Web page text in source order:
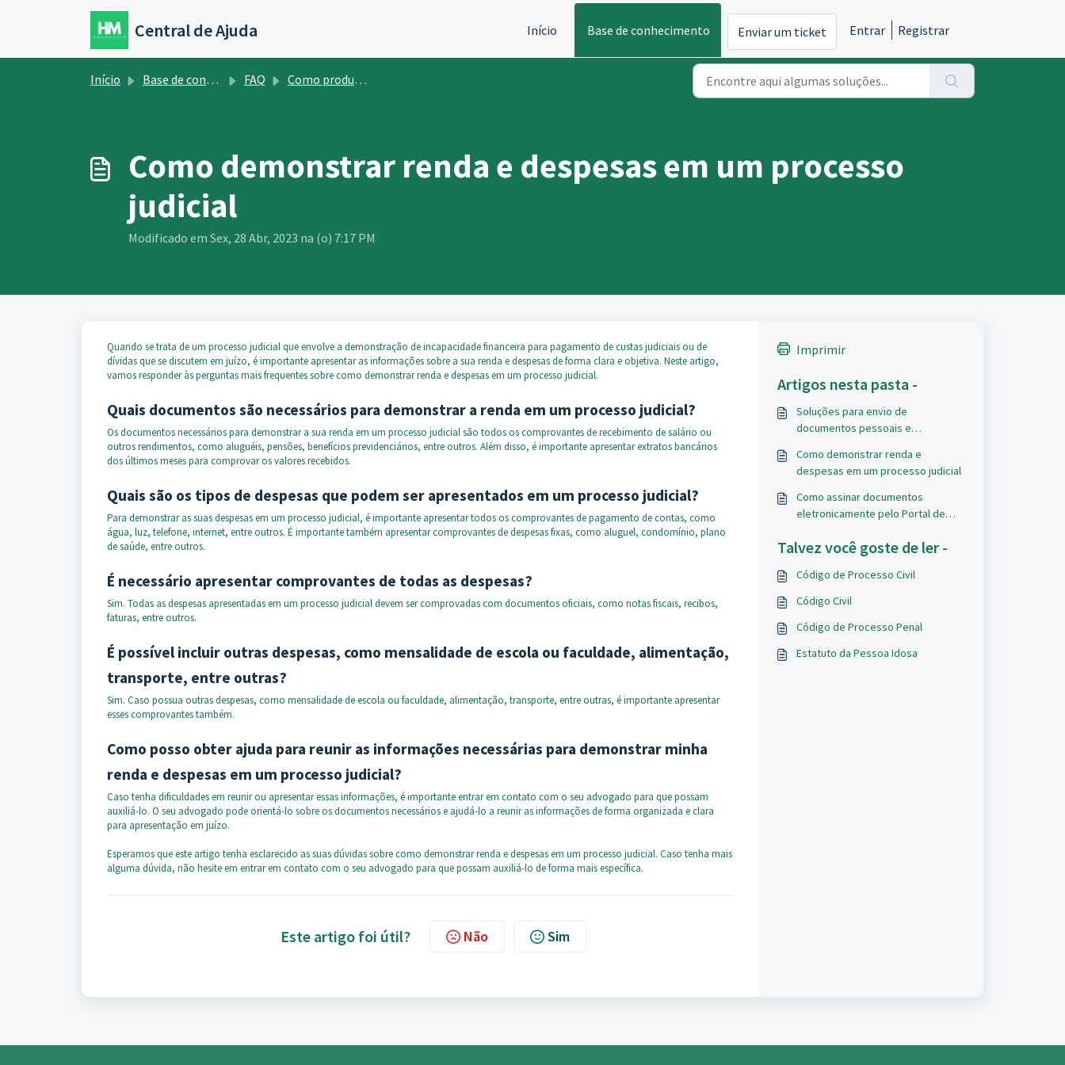
Ir para o conteúdo principal
Central de Ajuda Início Base de conhecimento Enviar um ticket Entrar Registrar
Início Base de conhecimento FAQ Como produzir documentos
Como demonstrar renda e despesas em um processo
judicial
Modificado em Sex, 28 Abr, 2023 na (o) 7:17 PM
Quando se trata de um processo judicial que envolve a demonstração de incapacidade financeira para pagamento de custas judiciais ou de
dívidas que se discutem em juízo, é importante apresentar as informações sobre a sua renda e despesas de forma clara e objetiva. Neste artigo,
vamos responder às perguntas mais frequentes sobre como demonstrar renda e despesas em um processo judicial.
Quais documentos são necessários para demonstrar a renda em um processo judicial?
Os documentos necessários para demonstrar a sua renda em um processo judicial são todos os comprovantes de recebimento de salário ou
outros rendimentos, como aluguéis, pensões, benefícios previdenciários, entre outros. Além disso, é importante apresentar extratos bancários
dos últimos meses para comprovar os valores recebidos.
Quais são os tipos de despesas que podem ser apresentados em um processo judicial?
Para demonstrar as suas despesas em um processo judicial, é importante apresentar todos os comprovantes de pagamento de contas, como
água, luz, telefone, internet, entre outros. É importante também apresentar comprovantes de despesas fixas, como aluguel, condomínio, plano
de saúde, entre outros.
É necessário apresentar comprovantes de todas as despesas?
Sim. Todas as despesas apresentadas em um processo judicial devem ser comprovadas com documentos oficiais, como notas fiscais, recibos,
faturas, entre outros.
É possível incluir outras despesas, como mensalidade de escola ou faculdade, alimentação,
transporte, entre outras?
Sim. Caso possua outras despesas, como mensalidade de escola ou faculdade, alimentação, transporte, entre outras, é importante apresentar
esses comprovantes também.
Como posso obter ajuda para reunir as informações necessárias para demonstrar minha
renda e despesas em um processo judicial?
Caso tenha dificuldades em reunir ou apresentar essas informações, é importante entrar em contato com o seu advogado para que possam
auxiliá-lo. O seu advogado pode orientá-lo sobre os documentos necessários e ajudá-lo a reunir as informações de forma organizada e clara
para apresentação em juízo.
Esperamos que este artigo tenha esclarecido as suas dúvidas sobre como demonstrar renda e despesas em um processo judicial. Caso tenha mais
alguma dúvida, não hesite em entrar em contato com o seu advogado para que possam auxiliá-lo de forma mais específica.
Este artigo foi útil? Não Sim
Imprimir
Artigos nesta pasta -
Soluções para envio de
documentos pessoais e
ações judiciais
Como demonstrar renda e
despesas em um processo judicial
Como assinar documentos
eletronicamente pelo Portal de
Talvez você goste de ler -
Código de Processo Civil
Código Civil
Código de Processo Penal
Estatuto da Pessoa Idosa